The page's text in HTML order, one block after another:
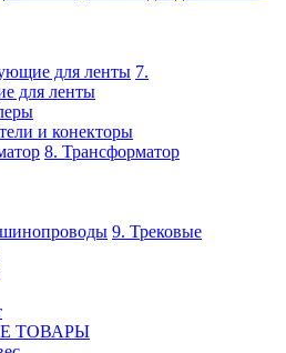
7.
для ленты
и конекторы
8. Трансформатор
9. Трековые
ТОВАРЫ